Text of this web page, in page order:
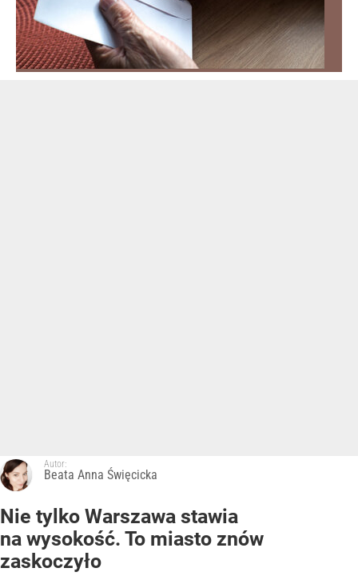
Autor:
Beata Anna Święcicka
Nie tylko Warszawa stawia
na wysokość. To miasto znów
zaskoczyło